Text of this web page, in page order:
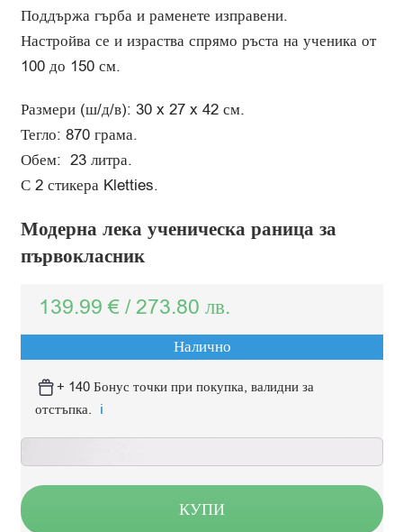
Поддържа гърба и раменете изправени.
Настройва се и израства спрямо ръста на ученика от
100 до 150 см.
Размери (ш/д/в): 30 x 27 x 42 см.
Тегло: 870 грама.
Обем: 23 литра.
С 2 стикера Kletties.
Модерна лека ученическа раница за
първокласник
139.99€ /273.80лв.
Налично
+ 140 Бонус точки при покупка, валидни за
отстъпка. ℹ️
КУПИ